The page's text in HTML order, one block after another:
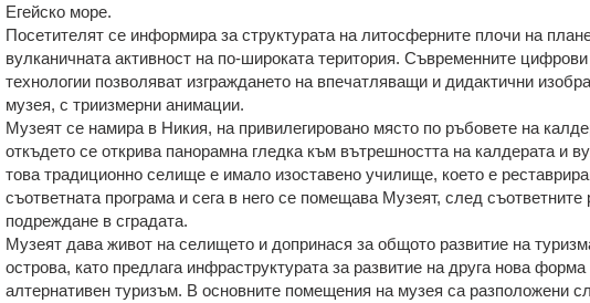
Егейско море.
Посетителят се информира за структурата на литосферните плочи на
вулканичната активност на по-широката територия. Съвременните цифрови
технологии позволяват изграждането на впечатляващи и дидактични
музея, с триизмерни анимации.
Музеят се намира в Никия, на привилегировано място по ръбовете на
откъдето се открива панорамна гледка към вътрешността на калдерата и
това традиционно селище е имало изоставено училище, което е
съответната програма и сега в него се помещава Музеят, след съответните
подреждане в сградата.
Музеят дава живот на селището и допринася за общото развитие на
острова, като предлага инфраструктурата за развитие на друга нова форма
алтернативен туризъм. В основните помещения на музея са разположени